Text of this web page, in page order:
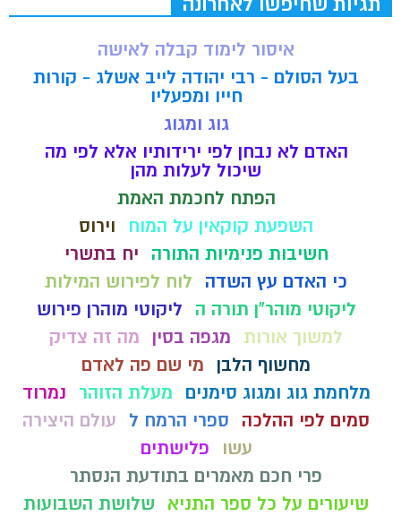
איסור לימוד קבלה לאישה
בעל הסולם - רבי יהודה לייב אשלג - קורות
חייו ומפעליו
גוג ומגוג
האדם לא נבחן לפי ירידותיו אלא לפי מה
שיכול לעלות מהן
הפתח לחכמת האמת
השפעת קוקאין על המוח
וירוס
חשיבות פנימיות התורה
יח בתשרי
כי האדם עץ השדה
לוח לפירוש המילות
ליקוטי מוהר"ן תורה ה
ליקוטי מוהרן פירוש
למשוך אורות מגפה בסין
מה זה צדיק
מחשוף הלבן
מי שם פה לאדם
מלחמת גוג ומגוג סימנים
מעלת הזוהר
נמרוד
סמים לפי ההלכה
ספרי הרמח ל
עולם היצירה
עשו
פלישתים
פרי חכם מאמרים בתודעת הנסתר
שיעורים על כל ספר התניא
שלושת השבועות